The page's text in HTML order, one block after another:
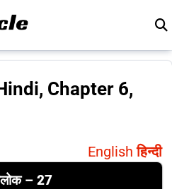
Chapter 6,
English हिन्दी
– 27